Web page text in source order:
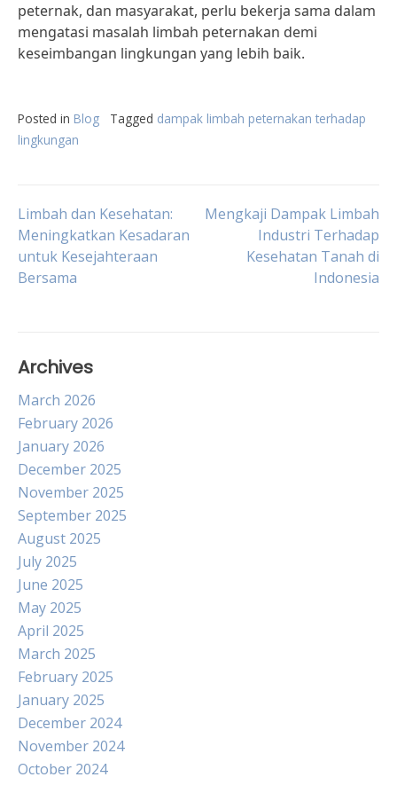
peternak, dan masyarakat, perlu bekerja sama dalam
mengatasi masalah limbah peternakan demi
keseimbangan lingkungan yang lebih baik.
Posted in Blog Tagged dampak limbah peternakan terhadap
lingkungan
Post
navigation
Limbah dan Kesehatan:
Meningkatkan Kesadaran
untuk Kesejahteraan
Bersama
Mengkaji Dampak Limbah
Industri Terhadap
Kesehatan Tanah di
Indonesia
Archives
March 2026
February 2026
January 2026
December 2025
November 2025
September 2025
August 2025
July 2025
June 2025
May 2025
April 2025
March 2025
February 2025
January 2025
December 2024
November 2024
October 2024